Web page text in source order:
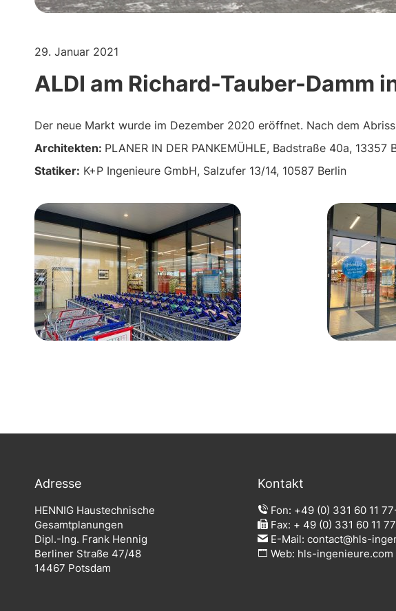
29. Januar 2021
ALDI am Richard-Tauber-Damm
Der neue Markt wurde im Dezember 2020 eröffnet. Nach dem
Architekten: PLANER IN DER PANKEMÜHLE, Badstraße 40a, 13357
Statiker: K+P Ingenieure GmbH, Salzufer 13/14, 10587 Berlin
Adresse
HENNIG Haustechnische
Gesamtplanungen
Dipl.-Ing. Frank Hennig
Berliner Straße 47/48
14467 Potsdam
Kontakt
Fon: +49 (0) 331 60 11
Fax: + 49 (0) 331 60 11
E-Mail: contact@hls-
Web: hls-ingenieure.com